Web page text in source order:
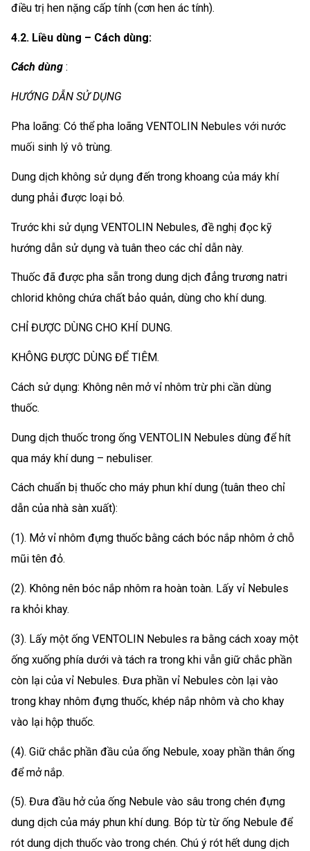
điều trị hen nặng cấp tính (cơn hen ác tính).
4.2. Liều dùng – Cách dùng:
Cách dùng :
HƯỚNG DẪN SỬ DỤNG
Pha loãng: Có thể pha loãng VENTOLIN Nebules với nước
muối sinh lý vô trùng.
Dung dịch không sử dụng đến trong khoang của máy khí
dung phải được loại bỏ.
Trước khi sử dụng VENTOLIN Nebules, đề nghị đọc kỹ
hướng dẫn sử dụng và tuân theo các chỉ dẫn này.
Thuốc đã được pha sẵn trong dung dịch đẳng trương natri
chlorid không chứa chất bảo quản, dùng cho khí dung.
CHỈ ĐƯỢC DÙNG CHO KHÍ DUNG.
KHÔNG ĐƯỢC DÙNG ĐỂ TIÊM.
Cách sử dụng: Không nên mở vỉ nhôm trừ phi cần dùng
thuốc.
Dung dịch thuốc trong ống VENTOLIN Nebules dùng để hít
qua máy khí dung – nebuliser.
Cách chuẩn bị thuốc cho máy phun khí dung (tuân theo chỉ
dẫn của nhà sàn xuất):
(1). Mở vỉ nhôm đựng thuốc bằng cách bóc nắp nhôm ở chỗ
mũi tên đỏ.
(2). Không nên bóc nắp nhôm ra hoàn toàn. Lấy vỉ Nebules
ra khỏi khay.
(3). Lấy một ống VENTOLIN Nebules ra bằng cách xoay một
ống xuống phía dưới và tách ra trong khi vẫn giữ chắc phần
còn lại của vỉ Nebules. Đưa phần vỉ Nebules còn lại vào
trong khay nhôm đựng thuốc, khép nắp nhôm và cho khay
vào lại hộp thuốc.
(4). Giữ chắc phần đầu của ống Nebule, xoay phần thân ống
để mở nắp.
(5). Đưa đầu hở của ống Nebule vào sâu trong chén đựng
dung dịch của máy phun khí dung. Bóp từ từ ống Nebule để
rót dung dịch thuốc vào trong chén. Chú ý rót hết dung dịch